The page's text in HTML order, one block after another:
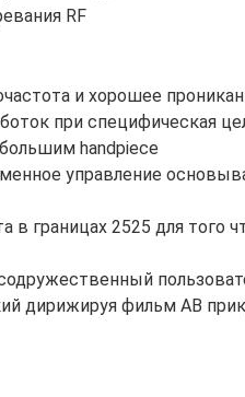
RF
и хорошее
при специфическая
handpiece
управление
в границах 2525 для
дирижируя фильм AB